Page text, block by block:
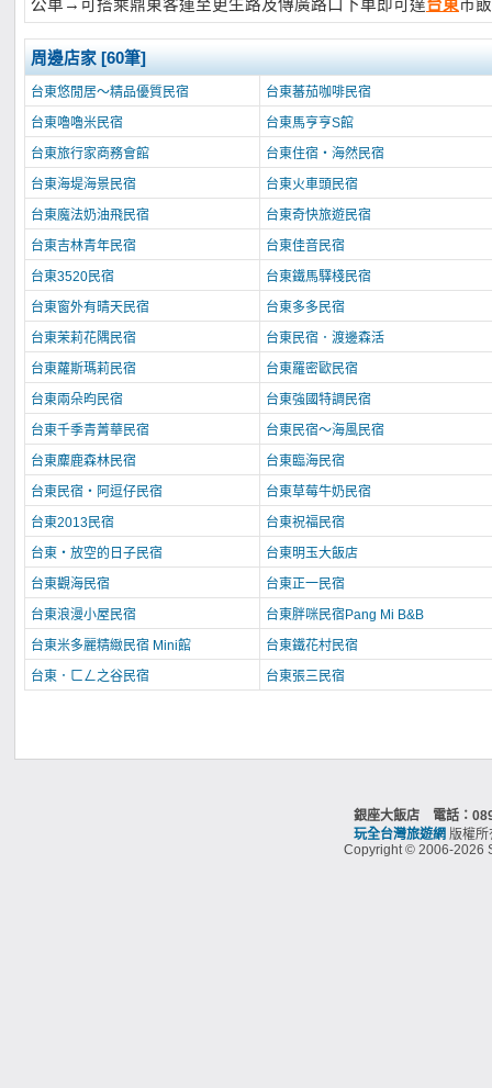
公車→可搭乘鼎東客運至更生路及傳廣路口下車即可達台東市
周邊店家 [60筆]
台東悠閒居～精品優質民宿
台東蕃茄咖啡民宿
台東嚕嚕米民宿
台東馬亨亨S館
台東旅行家商務會館
台東住宿‧海然民宿
台東海堤海景民宿
台東火車頭民宿
台東魔法奶油飛民宿
台東奇快旅遊民宿
台東吉林青年民宿
台東佳音民宿
台東3520民宿
台東鐵馬驛棧民宿
台東窗外有晴天民宿
台東多多民宿
台東茉莉花隅民宿
台東民宿．渡邊森活
台東蘿斯瑪莉民宿
台東羅密歐民宿
台東兩朵昀民宿
台東強國特調民宿
台東千季青菁華民宿
台東民宿～海風民宿
台東麋鹿森林民宿
台東臨海民宿
台東民宿‧阿逗仔民宿
台東草莓牛奶民宿
台東2013民宿
台東祝福民宿
台東‧放空的日子民宿
台東明玉大飯店
台東觀海民宿
台東正一民宿
台東浪漫小屋民宿
台東胖咪民宿Pang Mi B&B
台東米多麗精緻民宿 Mini館
台東鐵花村民宿
台東．ㄈㄥ之谷民宿
台東張三民宿
銀座大飯店 電話：
玩全台灣旅遊網 版權
Copyright © 2006-2026